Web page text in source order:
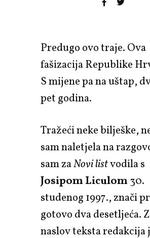
Predugo ovo traje. Ova
fašizacija Republike
S mijene pa na uštap,
pet godina.
Tražeći neke bilješke,
sam naletjela na
sam zaNovi listvodila s
Josipom Liculom30.
studenog 1997., znači
gotovo dva desetljeća.
naslov teksta redakcija